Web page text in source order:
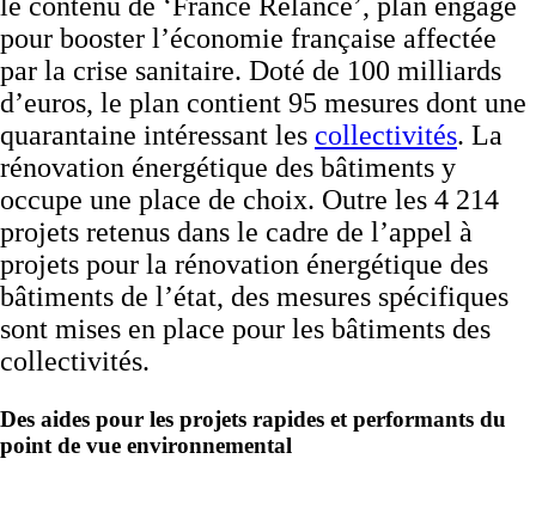
pour booster l’économie française affectée
par la crise sanitaire. Doté de 100 milliards
d’euros, le plan contient 95 mesures dont une
quarantaine intéressant les collectivités. La
rénovation énergétique des bâtiments y
occupe une place de choix. Outre les 4 214
projets retenus dans le cadre de l’appel à
projets pour la rénovation énergétique des
bâtiments de l’état, des mesures spécifiques
sont mises en place pour les bâtiments des
collectivités.
Des aides pour les projets rapides et performants du
point de vue environnemental